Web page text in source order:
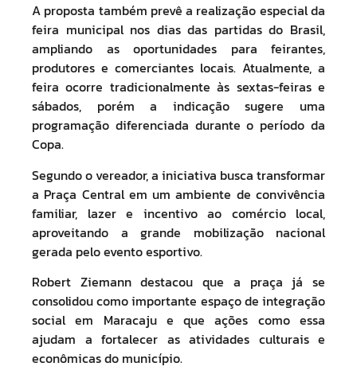
A proposta também prevê a realização especial da
feira municipal nos dias das partidas do Brasil,
ampliando as oportunidades para feirantes,
produtores e comerciantes locais. Atualmente, a
feira ocorre tradicionalmente às sextas-feiras e
sábados, porém a indicação sugere uma
programação diferenciada durante o período da
Copa.
Segundo o vereador, a iniciativa busca transformar
a Praça Central em um ambiente de convivência
familiar, lazer e incentivo ao comércio local,
aproveitando a grande mobilização nacional
gerada pelo evento esportivo.
Robert Ziemann destacou que a praça já se
consolidou como importante espaço de integração
social em Maracaju e que ações como essa
ajudam a fortalecer as atividades culturais e
econômicas do município.